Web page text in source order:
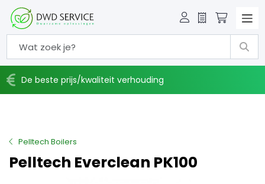
Offerte
De beste prijs/kwaliteit verhouding
Pelltech Boilers
Pelltech Everclean PK100